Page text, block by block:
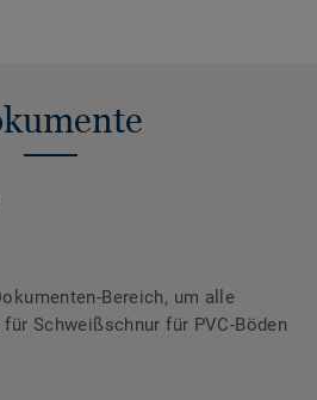
Bereich, um alle
Schweißschnur für PVC-Böden